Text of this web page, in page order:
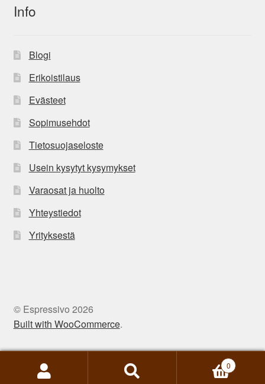
Info
Blogi
Erikoistilaus
Evästeet
Sopimusehdot
Tietosuojaseloste
Usein kysytyt kysymykset
Varaosat ja huolto
Yhteystiedot
Yrityksestä
© Espressivo 2026
Built with WooCommerce.
0